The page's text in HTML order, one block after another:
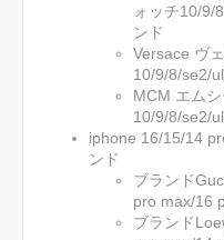
ォッチ10/9/
ンド
Versace ヴ
10/9/8/se2/
MCM エム
10/9/8/se2/
iphone 16/15/14
ンド
ブランド
pro max/16
ブランド